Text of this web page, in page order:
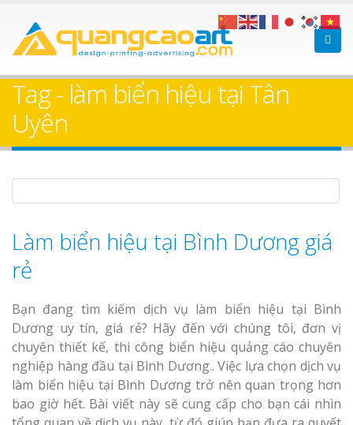
Tag - làm biển hiệu tại Tân
Uyên
Làm biển hiệu tại Bình Dương giá
rẻ
Bạn đang tìm kiếm dịch vụ làm biển hiệu tại Bình
Dương uy tín, giá rẻ? Hãy đến với chúng tôi, đơn vị
chuyên thiết kế, thi công biển hiệu quảng cáo chuyên
nghiệp hàng đầu tại Bình Dương.. Việc lựa chọn dịch vụ
làm biển hiệu tại Bình Dương trở nên quan trọng hơn
bao giờ hết. Bài viết này sẽ cung cấp cho bạn cái nhìn
Làm bảng hiệu gỗ tại
theo yêu cầu
Làm bảng hiệu gỗ tại
Biên Hòa
Làm Biển
Dương
Thi công
cáo Thuận
Dương